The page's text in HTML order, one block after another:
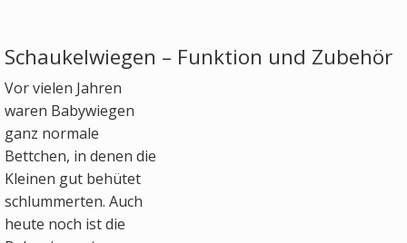
Schaukelwiegen – Funktion und Zubehör
Vor vielen Jahren
waren Babywiegen
ganz normale
Bettchen, in denen die
Kleinen gut behütet
schlummerten. Auch
heute noch ist die